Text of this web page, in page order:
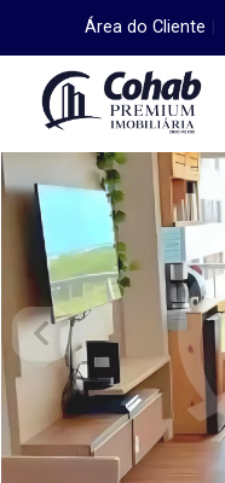
Área do Cliente